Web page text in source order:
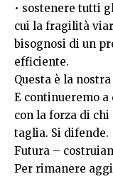
• sostenere tutti
cui la fragilità
bisognosi di un
efficiente.
Questa è la
E continueremo
con la forza di
taglia. Si difende.
Futura –
Per rimanere